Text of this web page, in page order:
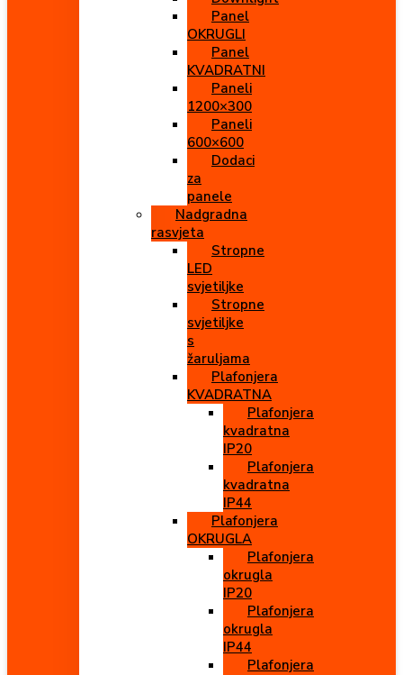
Panel
OKRUGLI
Panel
KVADRATNI
Paneli
1200×300
Paneli
600×600
Dodaci
za
panele
Nadgradna
rasvjeta
Stropne
LED
svjetiljke
Stropne
svjetiljke
s
žaruljama
Plafonjera
KVADRATNA
Plafonjera
kvadratna
IP20
Plafonjera
kvadratna
IP44
Plafonjera
OKRUGLA
Plafonjera
okrugla
IP20
Plafonjera
okrugla
IP44
Plafonjera